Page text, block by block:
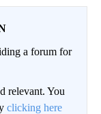
a forum for
relevant. You
clicking here